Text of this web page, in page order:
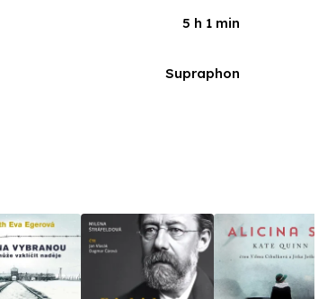
5 h 1 min
Supraphon